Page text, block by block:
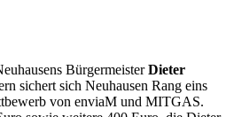
BürgermeisterDieter
sichert sich Neuhausen Rang eins
von enviaM und MITGAS.